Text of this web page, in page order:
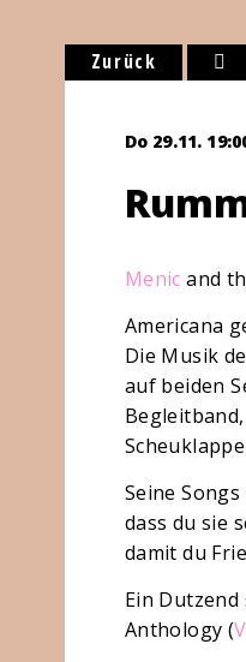
Zurück
Do 29.11.
Menic and
Americana
Die Musik
auf beiden
Seine
dass du sie
damit du
Ein
Anthology (